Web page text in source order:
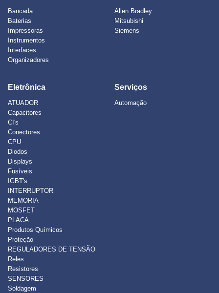
Bancada
Baterias
Impressoras
Instrumentos
Interfaces
Organizadores
Allen Bradley
Mitsubishi
Siemens
Eletrônica
ATUADOR
Capacitores
CI's
Conectores
CPU
Diodos
Displays
Fusíveis
IGBT's
INTERRUPTOR
MEMORIA
MOSFET
PLACA
Produtos Químicos
Proteção
REGULADORES DE TENSÃO
Reles
Resistores
SENSORES
Soldagem
Serviços
Automação